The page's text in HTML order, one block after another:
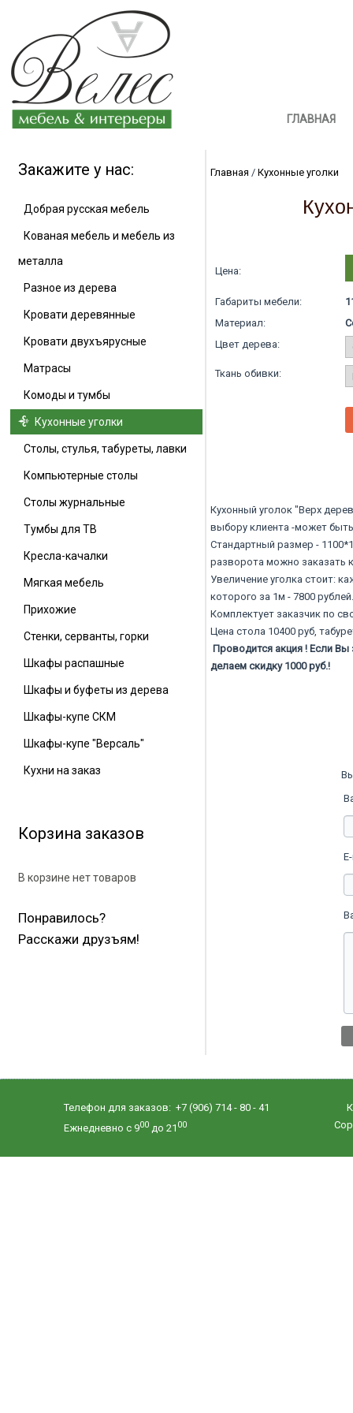
ГЛАВНАЯ
Закажите у нас:
Добрая русская мебель
Кованая мебель и мебель из
металла
Разное из дерева
Кровати деревянные
Кровати двухъярусные
Матрасы
Комоды и тумбы
Кухонные уголки
Столы, стулья, табуреты, лавки
Компьютерные столы
Столы журнальные
Тумбы для ТВ
Кресла-качалки
Мягкая мебель
Прихожие
Стенки, серванты, горки
Шкафы распашные
Шкафы и буфеты из дерева
Шкафы-купе СКМ
Шкафы-купе "Версаль"
Кухни на заказ
Корзина заказов
В корзине нет товаров
Понравилось?
Расскажи друзъям!
Главная / Кухонные уголки
Цена:
Габариты мебели:
Материал:
Цвет дерева:
Ткань обивки:
Кухонный уголок "Верх
выбору клиента -может
Стандартный размер -
разворота можно заказать
Увеличение уголка стоит:
которого за 1м - 7800 рублей.
Комплектует заказчик по
Цена стола 10400 руб,
Проводится акция ! Если
делаем скидку 1000 руб.!
Телефон для заказов: +7 (906) 714 - 80 - 41
Ежнедневно с 900 до 21 00